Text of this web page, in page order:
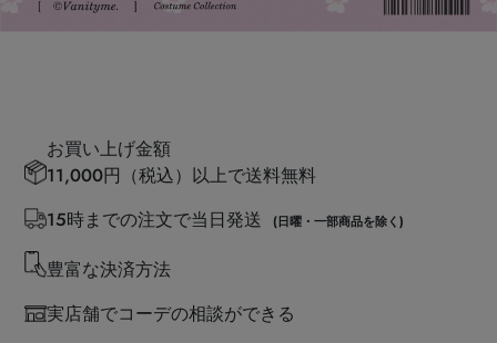
お買い上げ金額
11,000円（税込）以上で送料無料
15時までの注文で当日発送
(日曜・一部商品を除く)
豊富な決済方法
実店舗でコーデの相談ができる